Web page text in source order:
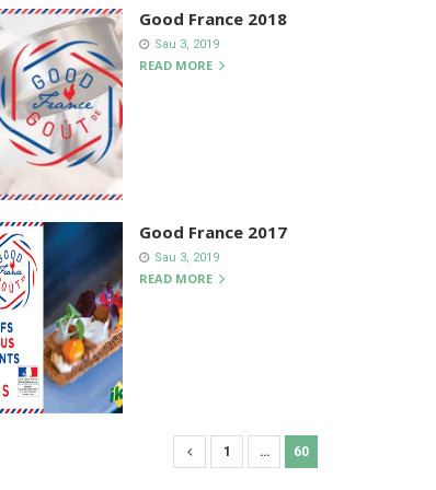
Good France 2018
Sau 3, 2019
READ MORE
Good France 2017
Sau 3, 2019
READ MORE
1 … 60